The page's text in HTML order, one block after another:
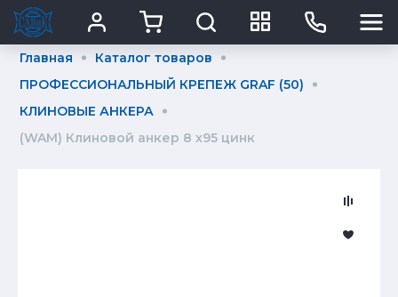
Главная
Каталог товаров
ПРОФЕССИОНАЛЬНЫЙ КРЕПЕЖ GRAF (50)
КЛИНОВЫЕ АНКЕРА
(WAM) Клиновой анкер 8 х95 цинк